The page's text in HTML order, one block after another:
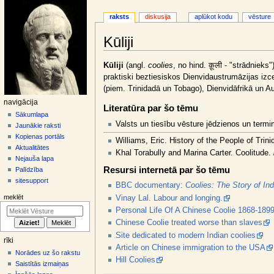
Kūliji
Jump
to
navigation
Jump
to
search
Kūliji (angl. coolies , no hind. क़ूली -
praktiski beztiesiskos Dienvidaustrumāzijas
(piem. Trinidadā un Tobago), Dienvidāfrikā un
Literatūra par šo tēmu
Valsts un tiesību vēsture jēdzienos un
Williams, Eric. History of the People of
Khal Torabully and Marina Carter.
Resursi internetā par šo tēmu
BBC documentary: Coolies: The Story of
Vinay Lal. Labour and longing.
Personal Life Of A Chinese Coolie 1868-1899
Chinese Coolie treated worse than slaves
Site dedicated to modern Indian coolies
Article on Chinese immigration to the USA
Hill Coolies
N
s
raksts diskusija aplūkot kodu vēsture
navigācija
Sākumlapa
Jaunākie raksti
Kopienas portāls
Aktualitātes
Nejauša lapa
Palīdzība
sitesupport
meklēt
rīki
Norādes uz šo rakstu
Saistītās izmaiņas